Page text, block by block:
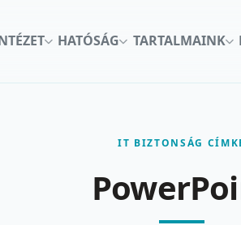
HATÓSÁG TARTALMAINK
IT BIZTONSÁG